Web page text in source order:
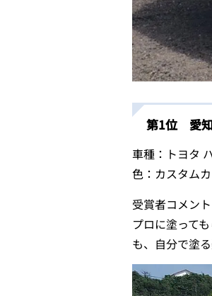
第1位 愛知
車種：トヨタ
色：カスタム
受賞者コメン
プロに塗って
も、自分で塗